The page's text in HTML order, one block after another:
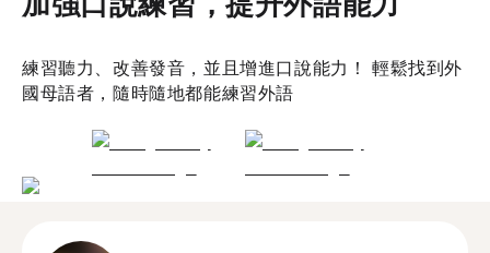
練習聽力、改善發音，並且增進口說能力！ 輕鬆找到外
國母語者，隨時隨地都能練習外語